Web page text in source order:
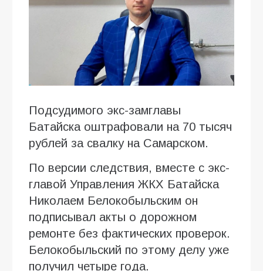
Подсудимого экс-замглавы
Батайска оштрафовали на 70 тысяч
рублей за свалку на Самарском.
По версии следствия, вместе с экс-
главой Управления ЖКХ Батайска
Николаем Белокобыльским он
подписывал акты о дорожном
ремонте без фактических проверок.
Белокобыльский по этому делу уже
получил четыре года.